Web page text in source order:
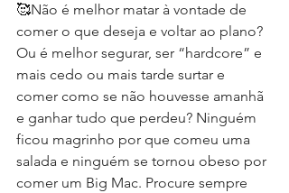
🥰Não é melhor matar à vontade de
comer o que deseja e voltar ao plano?
Ou é melhor segurar, ser “hardcore” e
mais cedo ou mais tarde surtar e
comer como se não houvesse amanhã
e ganhar tudo que perdeu? Ninguém
ficou magrinho por que comeu uma
salada e ninguém se tornou obeso por
comer um Big Mac. Procure sempre